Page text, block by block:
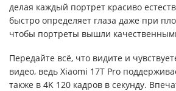
делая каждый портрет красиво
быстро определяет глаза даже при
чтобы портреты вышли
Передайте всё, что видите и
видео, ведь Xiaomi 17T Pro
также в 4K 120 кадров в секунду.